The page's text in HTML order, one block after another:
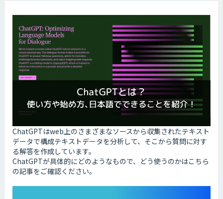
ChatGPTはweb上のさまざまなソースから収集されたテキスト
データで構成テキストデータを分析して、そこから質問に対す
る解答を作成しています。
ChatGPTが具体的にどのようなもので、どう使うのかはこちら
の記事をご確認ください。